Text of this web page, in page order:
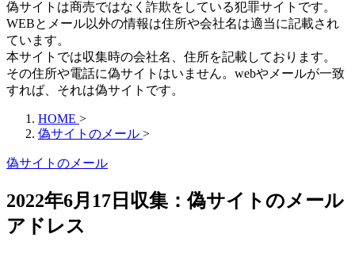
偽サイトは商売ではなく詐欺をしている犯罪サイトです。
WEBとメール以外の情報は住所や会社名は適当に記載され
ています。
本サイトでは収集時の会社名、住所を記載しております。
その住所や電話に偽サイトはいません。webやメールが一致
すれば、それは偽サイトです。
HOME >
偽サイトのメール >
偽サイトのメール
2022年6月17日収集：偽サイトのメール
アドレス